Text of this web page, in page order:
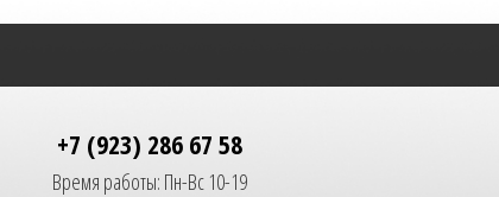
+7 (923) 286 67 58
Время работы: Пн-Вс 10-19